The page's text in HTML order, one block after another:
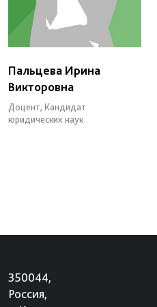
Пальцева Ирина
Викторовна
Доцент, Кандидат
юридических наук
350044,
Россия,